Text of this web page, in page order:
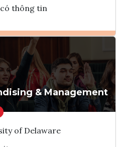
thông tin
Ghi danh
Tham vấn Interlink
& Management
of Delaware